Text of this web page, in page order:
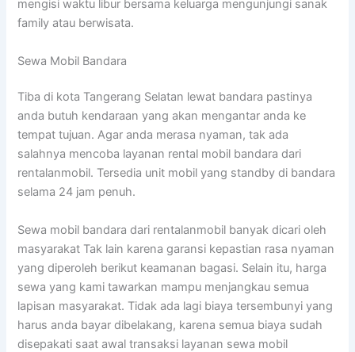
mengisi waktu libur bersama keluarga mengunjungi sanak
family atau berwisata.
Sewa Mobil Bandara
Tiba di kota Tangerang Selatan lewat bandara pastinya
anda butuh kendaraan yang akan mengantar anda ke
tempat tujuan. Agar anda merasa nyaman, tak ada
salahnya mencoba layanan rental mobil bandara dari
rentalanmobil. Tersedia unit mobil yang standby di bandara
selama 24 jam penuh.
Sewa mobil bandara dari rentalanmobil banyak dicari oleh
masyarakat Tak lain karena garansi kepastian rasa nyaman
yang diperoleh berikut keamanan bagasi. Selain itu, harga
sewa yang kami tawarkan mampu menjangkau semua
lapisan masyarakat. Tidak ada lagi biaya tersembunyi yang
harus anda bayar dibelakang, karena semua biaya sudah
disepakati saat awal transaksi layanan sewa mobil